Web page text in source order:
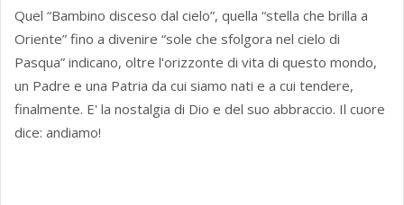
Quel “Bambino disceso dal cielo”, quella “stella che brilla a
Oriente” fino a divenire “sole che sfolgora nel cielo di
Pasqua” indicano, oltre l'orizzonte di vita di questo mondo,
un Padre e una Patria da cui siamo nati e a cui tendere,
finalmente. E' la nostalgia di Dio e del suo abbraccio. Il cuore
dice: andiamo!